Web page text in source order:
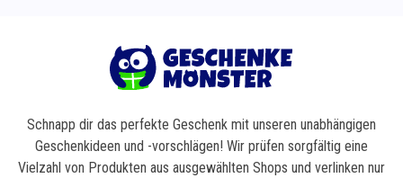
Schnapp dir das perfekte Geschenk mit unseren unabhängigen
Geschenkideen und -vorschlägen! Wir prüfen sorgfältig eine
Vielzahl von Produkten aus ausgewählten Shops und verlinken nur